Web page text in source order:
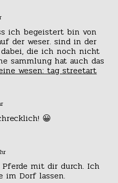
ich begeistert bin von
der weser. sind in der
die ich noch nicht
sammlung hat auch das
wesen: tag streetart
😀
mit dir durch. Ich
im Dorf lassen.